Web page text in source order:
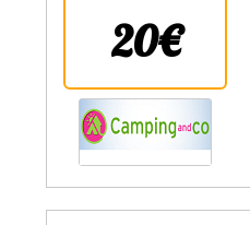
20€